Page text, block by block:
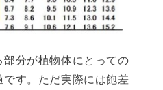
分が植物体にとっての
す。ただ実際には飽差